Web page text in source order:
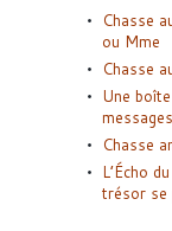
Chasse
ou Mme
Chasse
Une
Chasse
L’Écho
trésor se